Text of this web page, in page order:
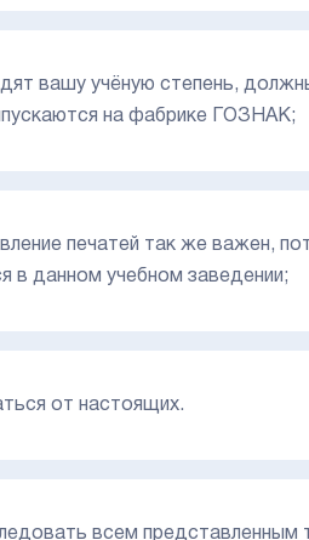
вашу учёную степень,
на фабрике ГОЗНАК;
печатей так же важен,
в данном учебном заведении;
от настоящих.
всем представленным